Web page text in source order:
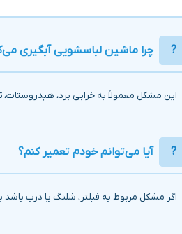
چرا ماشین لباسشویی آبگیری
این مشکل معمولاً به خرابی برد،
آیا می‌توانم خودم تعمیر کنم؟
اگر مشکل مربوط به فیلتر، شلنگ یا درب باشد